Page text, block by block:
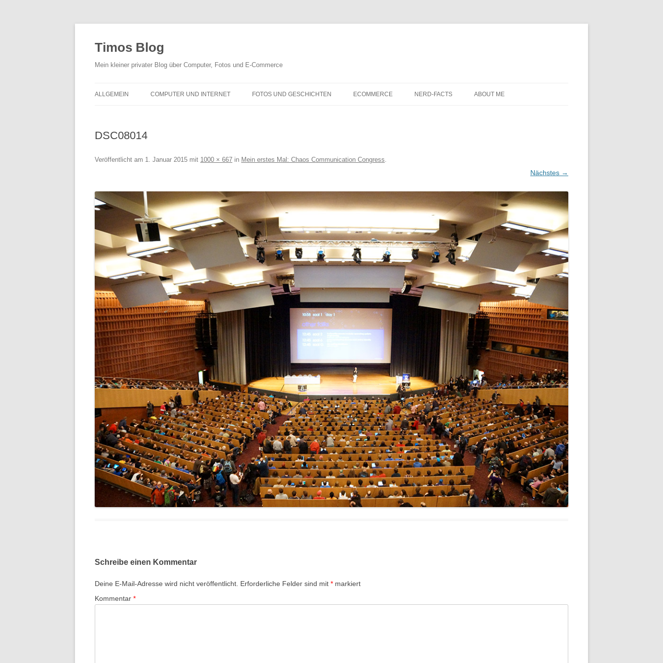
Timos Blog
Mein kleiner privater Blog über Computer, Fotos und E-Commerce
ALLGEMEIN COMPUTER UND INTERNET FOTOS UND GESCHICHTEN ECOMMERCE NERD-FACTS ABOUT ME
DSC08014
Veröffentlicht am 1. Januar 2015 mit 1000 × 667 in Mein erstes Mal: Chaos Communication Congress.
Nächstes →
Schreibe einen Kommentar
Deine E-Mail-Adresse wird nicht veröffentlicht. Erforderliche Felder sind mit * markiert
Kommentar *